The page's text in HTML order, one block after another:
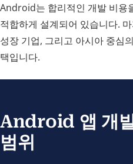
Android는 합리적인 개발 비용
적합하게 설계되어 있습니다.
성장 기업, 그리고 아시아 중심
택입니다.
Android 앱 개
범위